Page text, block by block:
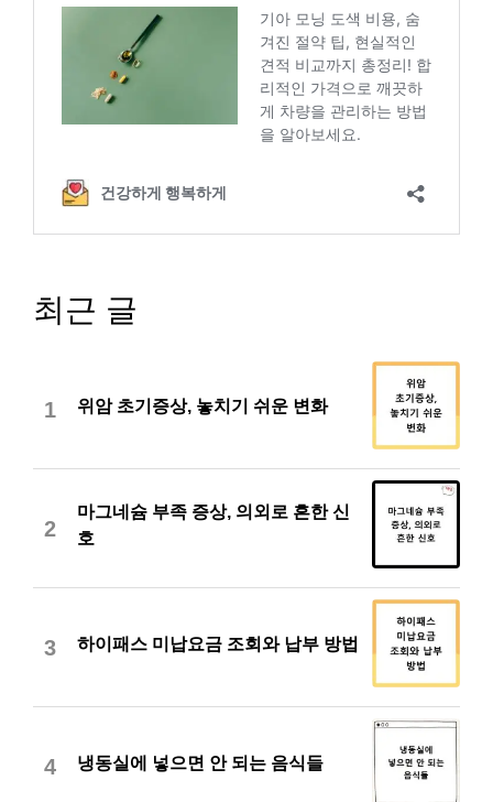
최근 글
1 위암 초기증상, 놓치기 쉬운 변화
2
마그네슘 부족 증상, 의외로 흔한 신
호
3 하이패스 미납요금 조회와 납부 방법
4 냉동실에 넣으면 안 되는 음식들